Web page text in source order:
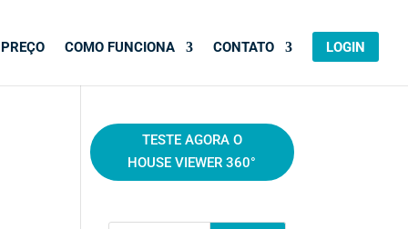
PREÇO COMO FUNCIONA CONTATO LOGIN
TESTE AGORA O
HOUSE VIEWER 360°